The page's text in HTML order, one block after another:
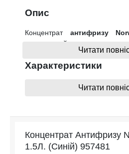
Опис
Концентрат антифризу
призначений для систем
легкових, вантажних
виготовлений на основі
корозії всіх елементів
Призначений для алюмінієвих
спінюється, нейтральний до
Призначений для
Читати
Характеристики
Колір
Температура
Читати
Концентрат Антифризу
1.5Л. (Синій) 957481